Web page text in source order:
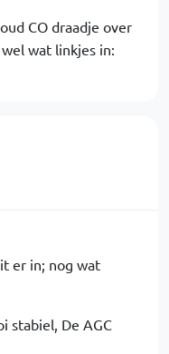
CO draadje over
wat linkjes in:
er in; nog wat
stabiel, De AGC